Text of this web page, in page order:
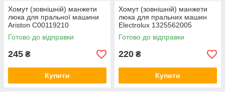
Хомут (зовнішній) манжети
люка для пральної машини
Ariston C00119210
Готово до відправки
245 ₴
Купити
Хомут (зовнішній) манжети
люка для пральних машин
Electrolux 1325562005
Готово до відправки
220 ₴
Купити